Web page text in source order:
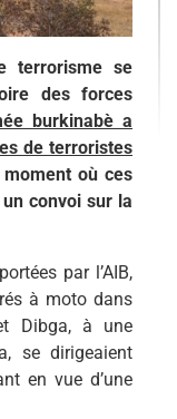
terrorisme se
des forces
burkinabè a
de terroristes
moment où ces
convoi sur la
par l’AIB,
à moto dans
Dibga, à une
se dirigeaient
en vue d’une